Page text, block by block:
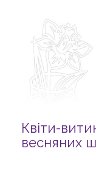
Квіти-
весняних